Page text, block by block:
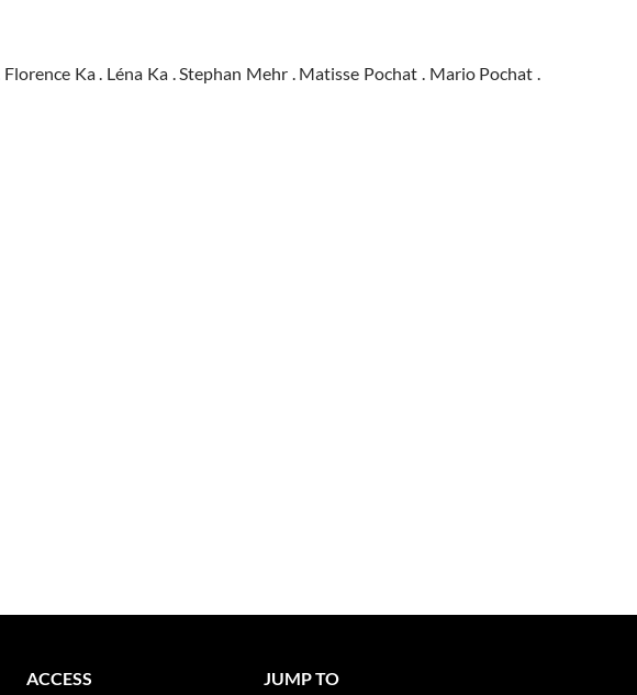
Ka . Léna Ka . Stephan Mehr . Matisse Pochat . Mario Pochat .
ACCESS JUMP TO